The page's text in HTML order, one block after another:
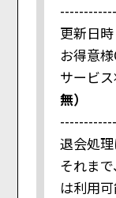
更新日
お得意様
サービス
無）
退会処理
それま
は利用可